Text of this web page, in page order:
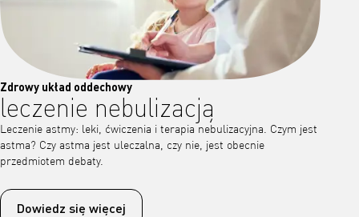
Zdrowy układ oddechowy
leczenie nebulizacją
Leczenie astmy: leki, ćwiczenia i terapia nebulizacyjna. Czym jest
astma? Czy astma jest uleczalna, czy nie, jest obecnie
przedmiotem debaty.
Dowiedz się więcej